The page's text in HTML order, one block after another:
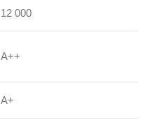
12 000
А++
А+